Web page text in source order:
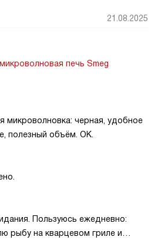
21.08.2025
печь Smeg
микроволновка: черная, удобное
полезный объём. ОК.
Пользуюсь ежедневно:
рыбу на кварцевом гриле и